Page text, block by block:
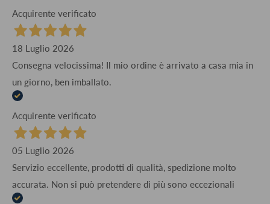
Acquirente verificato
18 Luglio 2026
Consegna velocissima! Il mio ordine è arrivato a casa mia in
un giorno, ben imballato.
Acquirente verificato
05 Luglio 2026
Servizio eccellente, prodotti di qualità, spedizione molto
accurata. Non si può pretendere di più sono eccezionali